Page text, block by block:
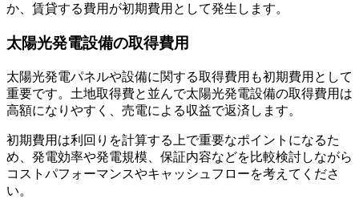
か、賃貸する費用が初期費用として発生 します。
太陽光発電設備の取得費用
太陽光発電パネルや設備に関する取得費用 も初期費用として
重要です。土地取得費と並んで太陽光発電設備の取得費用は
高額になりやすく、売電による収益で返済します。
初期費用は利回りを計算する上で重要なポイントになるた
め、発電効率や発電規模、保証内容などを比較検討しながら
コストパフォーマンスやキャッシュフローを考えてくださ
い。